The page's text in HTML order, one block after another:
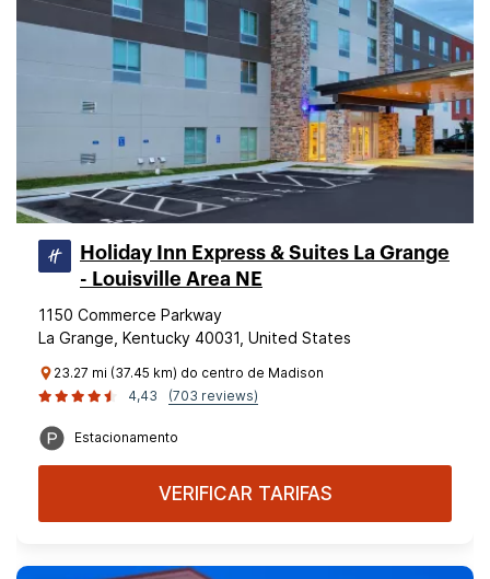
Holiday Inn Express & Suites La Grange
- Louisville Area NE
1150 Commerce Parkway
La Grange, Kentucky 40031, United States
23.27 mi (37.45 km) do centro de Madison
4,43
(703 reviews)
Estacionamento
VERIFICAR TARIFAS